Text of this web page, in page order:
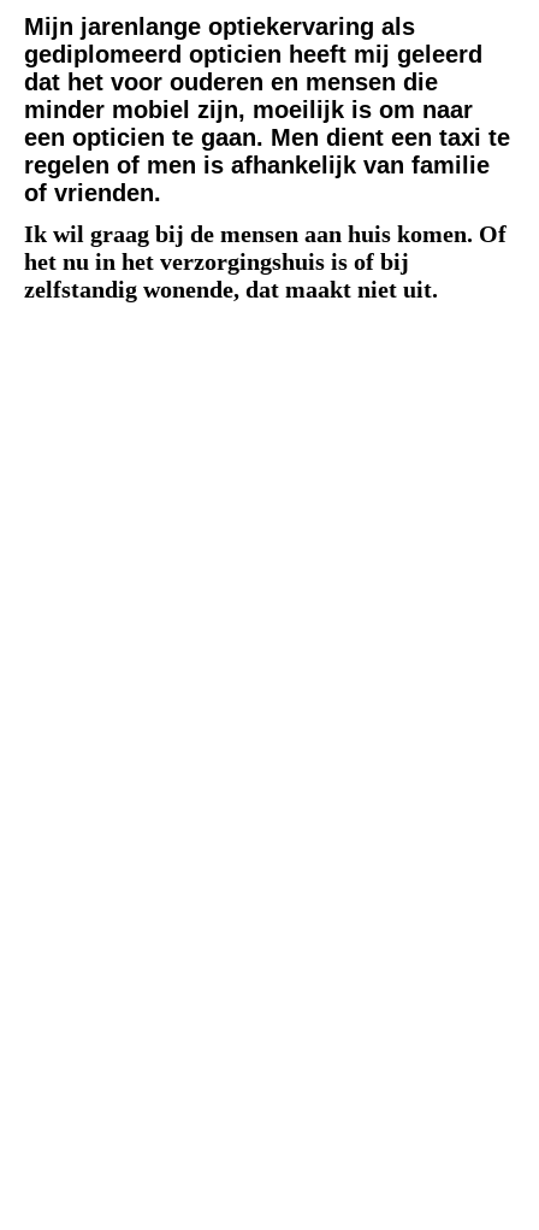
Mijn jarenlange optiekervaring als
gediplomeerd opticien heeft mij geleerd
dat het voor ouderen en mensen die
minder mobiel zijn, moeilijk is om naar
een opticien te gaan. Men dient een taxi te
regelen of men is afhankelijk van familie
of vrienden.
Ik wil graag bij de mensen aan huis komen. Of
het nu in het verzorgingshuis is of bij
zelfstandig wonende, dat maakt niet uit.